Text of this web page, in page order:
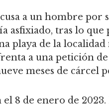
a un hombre por
asfixiado, tras lo
playa de la
a una petición
meses de
8 de enero de